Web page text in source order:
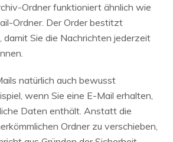
Ordner funktioniert ähnlich wie
Ordner. Der Order bestitzt
damit Sie die Nachrichten jederzeit
natürlich auch bewusst
wenn Sie eine E-Mail erhalten,
Daten enthält. Anstatt die
Ordner zu verschieben,